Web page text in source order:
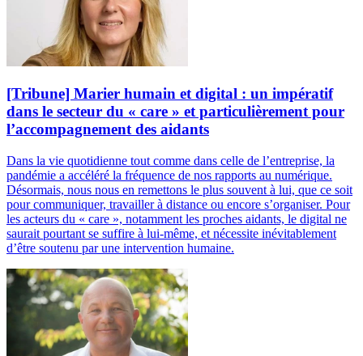
[Tribune] Marier humain et digital : un impératif
dans le secteur du « care » et particulièrement pour
l’accompagnement des aidants
Dans la vie quotidienne tout comme dans celle de l’entreprise, la
pandémie a accéléré la fréquence de nos rapports au numérique.
Désormais, nous nous en remettons le plus souvent à lui, que ce soit
pour communiquer, travailler à distance ou encore s’organiser. Pour
les acteurs du « care », notamment les proches aidants, le digital ne
saurait pourtant se suffire à lui-même, et nécessite inévitablement
d’être soutenu par une intervention humaine.